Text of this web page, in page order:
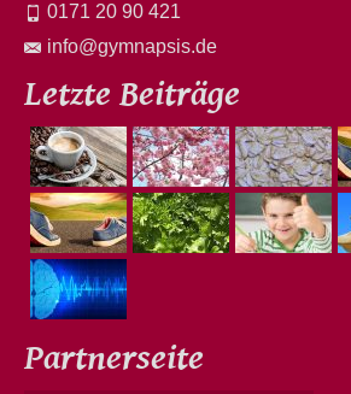
0171 20 90 421
info@gymnapsis.de
Letzte Beiträge
Partnerseite